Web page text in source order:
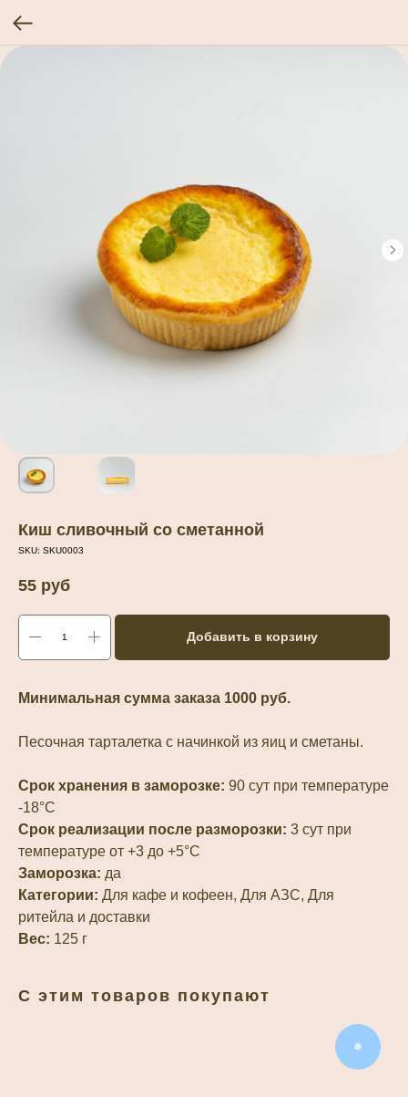
Киш сливочный со сметанной
SKU: SKU0003
55 руб
Добавить в корзину
Минимальная сумма заказа 1000 руб.
Песочная тарталетка с начинкой из яиц и сметаны.
Срок хранения в заморозке: 90 сут при температуре
-18°С
Срок реализации после разморозки: 3 сут при
температуре от +3 до +5°С
Заморозка: да
Категории: Для кафе и кофеен, Для АЗС, Для
ритейла и доставки
Вес: 125 г
С этим товаров покупают
❅